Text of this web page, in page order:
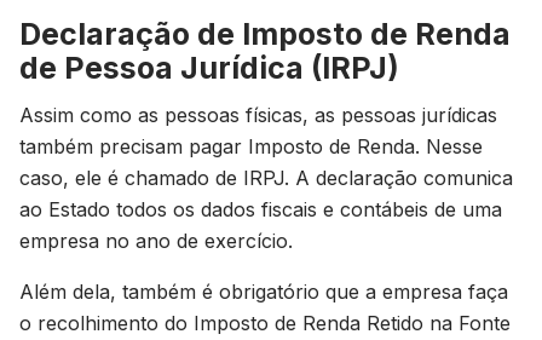
Declaração de Imposto de Renda
de Pessoa Jurídica (IRPJ)
Assim como as pessoas físicas, as pessoas jurídicas
também precisam pagar Imposto de Renda. Nesse
caso, ele é chamado de IRPJ. A declaração comunica
ao Estado todos os dados fiscais e contábeis de uma
empresa no ano de exercício.
Além dela, também é obrigatório que a empresa faça
o recolhimento do Imposto de Renda Retido na Fonte